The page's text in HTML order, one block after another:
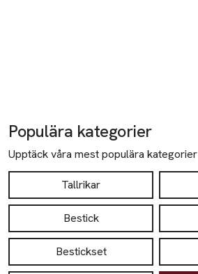
Populära kategorier
Upptäck våra mest populära kategorier
Tallrikar
Bestick
Bestickset